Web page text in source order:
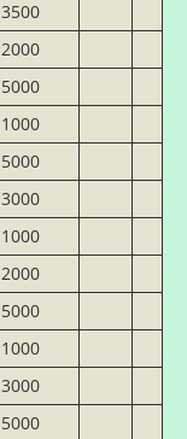
3500
2000
5000
1000
5000
3000
1000
2000
5000
1000
3000
5000